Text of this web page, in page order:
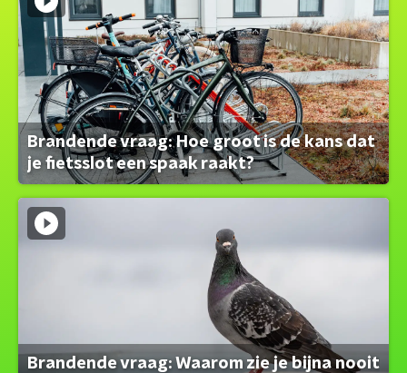
Brandende vraag: Hoe groot is de kans dat
je fietsslot een spaak raakt?
Brandende vraag: Waarom zie je bijna nooit